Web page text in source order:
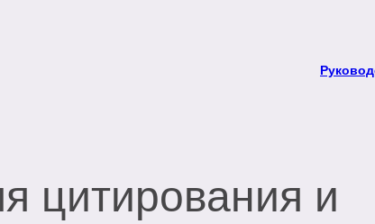
цитирования и